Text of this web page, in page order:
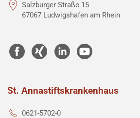
Salzburger Straße 15
67067 Ludwigshafen am Rhein
St. Annastiftskrankenhaus
0621-5702-0